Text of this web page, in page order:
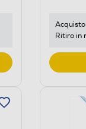
Acquisto
Ritiro in